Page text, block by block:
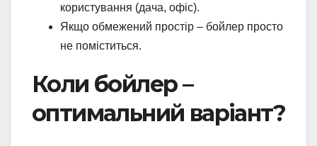
користування (дача, офіс).
Якщо обмежений простір – бойлер просто
не поміститься.
Коли бойлер –
оптимальний варіант?